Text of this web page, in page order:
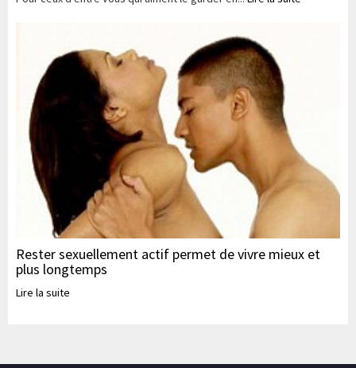
Rester sexuellement actif permet de vivre mieux et
plus longtemps
Lire la suite